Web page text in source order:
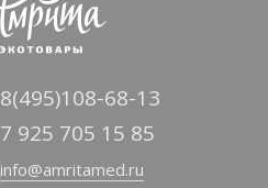
8(495)108-68-13
7 925 705 15 85
info@amritamed.ru